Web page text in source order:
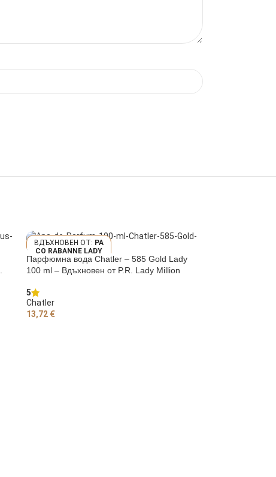
PA
CO RABANNE LADY
MILLION
Парфюмна вода Chatler – 585 Gold Lady
100 ml – Вдъхновен от P.R. Lady Million
5
Chatler
13,72 €